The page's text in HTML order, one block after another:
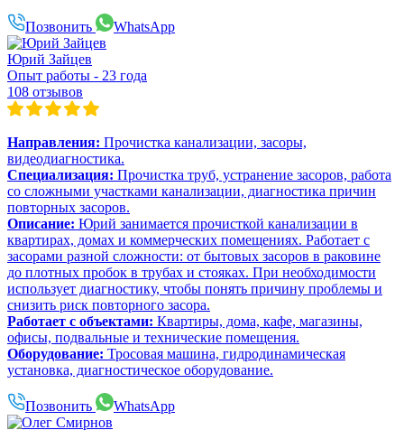
Позвонить WhatsApp
Юрий Зайцев
Опыт работы - 23 года
108 отзывов
Направления: Прочистка канализации, засоры,
видеодиагностика.
Специализация: Прочистка труб, устранение засоров, работа
со сложными участками канализации, диагностика причин
повторных засоров.
Описание: Юрий занимается прочисткой канализации в
квартирах, домах и коммерческих помещениях. Работает с
засорами разной сложности: от бытовых засоров в раковине
до плотных пробок в трубах и стояках. При необходимости
использует диагностику, чтобы понять причину проблемы и
снизить риск повторного засора.
Работает с объектами: Квартиры, дома, кафе, магазины,
офисы, подвальные и технические помещения.
Оборудование: Тросовая машина, гидродинамическая
установка, диагностическое оборудование.
Позвонить WhatsApp